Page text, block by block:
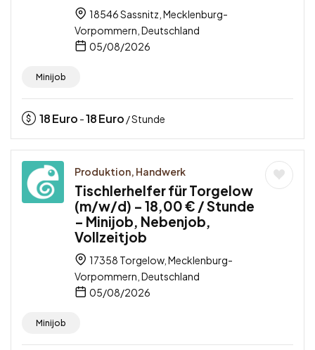
18546 Sassnitz, Mecklenburg-
Vorpommern, Deutschland
05/08/2026
Minijob
18Euro -18Euro / Stunde
Produktion, Handwerk
Tischlerhelfer für Torgelow
(m/w/d) – 18,00 € / Stunde
– Minijob, Nebenjob,
Vollzeitjob
17358 Torgelow, Mecklenburg-
Vorpommern, Deutschland
05/08/2026
Minijob